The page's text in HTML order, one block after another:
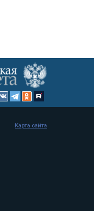
Карта сайта